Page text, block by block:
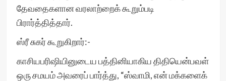
தேவதைகளான வரலாற்றைக் கூறும்படி
பிரார்த்தித்தார்.
ஸ்ரீ சுகர் கூறுகிறார்:-
காசியபரிஷியினுடைய பத்தினியாகிய திதியென்பவள்
ஒரு சமயம் அவரைப் பார்த்து, “ஸ்வாமி, என் மக்களைக்